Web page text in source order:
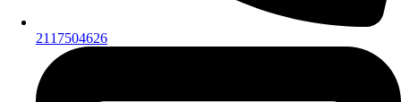
2117504626